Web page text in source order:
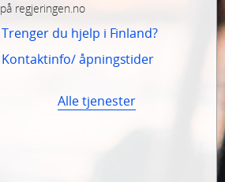
på regjeringen.no
Trenger du hjelp i Finland?
Kontaktinfo/ åpningstider
Alle tjenester